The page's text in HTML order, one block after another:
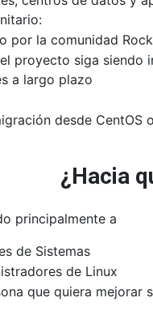
por la comunidad
proyecto siga siendo
a largo plazo
desde CentOS
¿Hacia
principalmente a
de Sistemas
de Linux
que quiera mejorar